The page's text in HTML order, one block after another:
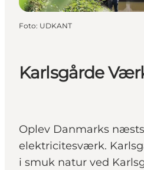
Karlsgårde
Oplev Danmarks
elektricitesværk.
i smuk natur ved
Foto: UDKANT